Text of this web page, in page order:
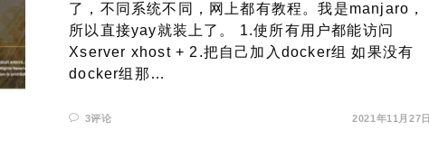
了，不同系统不同，网上都有教程。我是manjaro，
所以直接yay就装上了。 1.使所有用户都能访问
Xserver xhost + 2.把自己加入docker组 如果没有
docker组那…
3评论 2021年11月27日